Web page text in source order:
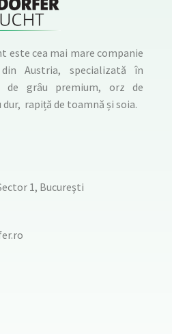
este cea mai mare companie
Austria, specializată în
de grâu premium, orz de
rapiță de toamnă și soia.
1, Bucureşti